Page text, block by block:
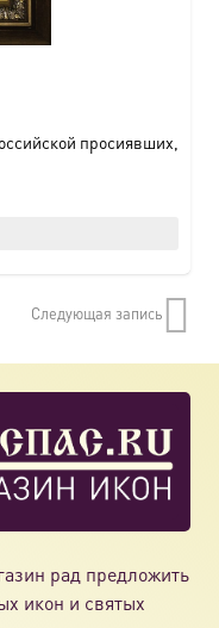
просиявших,
Следующая запись
рад предложить
икон и святых